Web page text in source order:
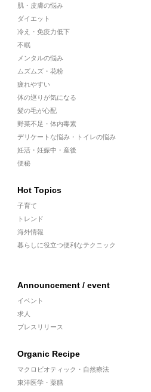
肌・皮膚の悩み
ダイエット
冷え・免疫力低下
不眠
メンタルの悩み
ムズムズ・花粉
疲れやすい
体の巡りが気になる
髪の毛が心配
野菜不足・体内毒素
デリケートな悩み・トイレの悩み
妊活・妊娠中・産後
便秘
Hot Topics
子育て
トレンド
海外情報
暮らしに役立つ便利なテクニック
Announcement / event
イベント
求人
プレスリリース
Organic Recipe
マクロビオティック・自然療法
東洋医学・薬膳